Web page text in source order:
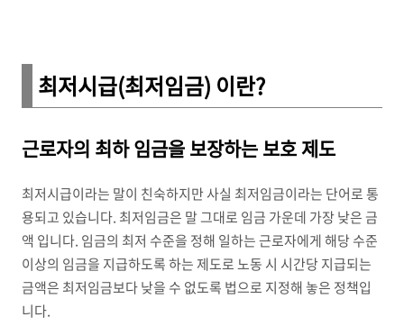
최저시급(최저임금) 이란?
근로자의 최하 임금을 보장하는 보호 제도
최저시급이라는 말이 친숙하지만 사실 최저임금이라는 단어로 통
용되고 있습니다. 최저임금은 말 그대로 임금 가운데 가장 낮은 금
액 입니다. 임금의 최저 수준을 정해 일하는 근로자에게 해당 수준
이상의 임금을 지급하도록 하는 제도로 노동 시 시간당 지급되는
금액은 최저임금보다 낮을 수 없도록 법으로 지정해 놓은 정책입
니다.